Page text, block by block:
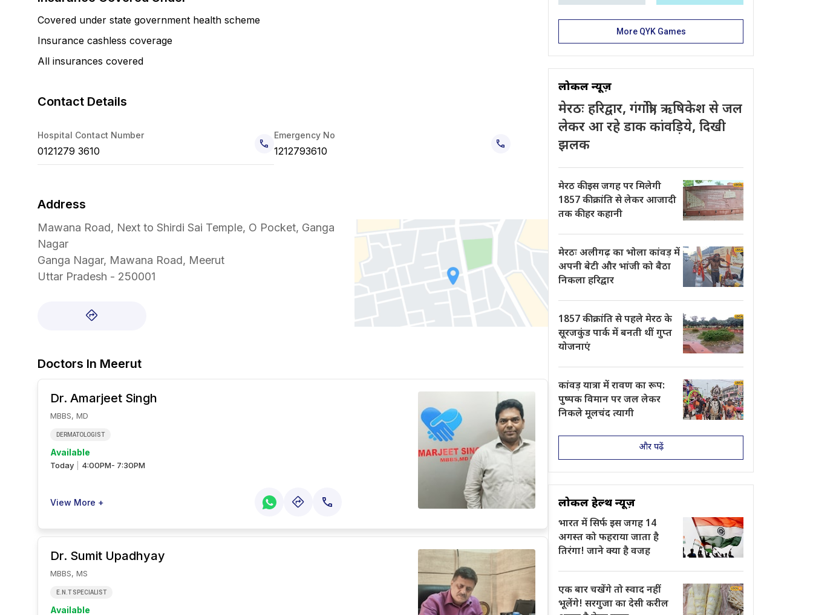
Covered under state government health scheme
Insurance cashless coverage
All insurances covered
Contact Details
Hospital Contact Number
0121279 3610
Emergency No
1212793610
Address
Mawana Road, Next to Shirdi Sai Temple, O Pocket, Ganga
Nagar
Ganga Nagar, Mawana Road, Meerut
Uttar Pradesh - 250001
Doctors In Meerut
Dr. Amarjeet Singh
MBBS, MD
DERMATOLOGIST
Available
Today 4:00PM- 7:30PM
View More +
Dr. Sumit Upadhyay
MBBS, MS
E.N.T SPECIALIST
Available
More QYK Games
लोकल न्यूज़
मेरठः हरिद्वार, गंगोत्री, ऋषिकेश से जल
लेकर आ रहे डाक कांवड़िये, दिखी
झलक
मेरठ की इस जगह पर मिलेगी
1857 की क्रांति से लेकर आजादी
तक की हर कहानी
मेरठः अलीगढ़ का भोला कांवड़ में
अपनी बेटी और भांजी को बैठा
निकला हरिद्वार
1857 की क्रांति से पहले मेरठ के
सूरजकुंड पार्क में बनती थीं गुप्त
योजनाएं
कांवड़ यात्रा में रावण का रूप:
पुष्पक विमान पर जल लेकर
निकले मूलचंद त्यागी
और पढ़ें
लोकल हेल्थ न्यूज़
भारत में सिर्फ इस जगह 14
अगस्त को फहराया जाता है
तिरंगा! जाने क्या है वजह
एक बार चखेंगे तो स्वाद नहीं
भूलेंगे! सरगुजा का देसी करील